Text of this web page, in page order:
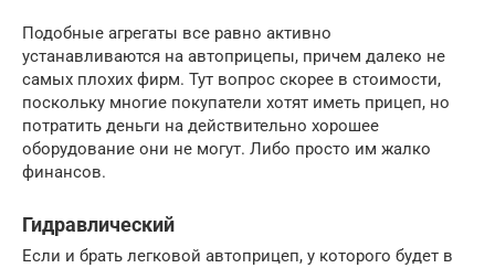
Подобные агрегаты все равно активно
устанавливаются на автоприцепы, причем далеко не
самых плохих фирм. Тут вопрос скорее в стоимости,
поскольку многие покупатели хотят иметь прицеп, но
потратить деньги на действительно хорошее
оборудование они не могут. Либо просто им жалко
финансов.
Гидравлический
Если и брать легковой автоприцеп, у которого будет в